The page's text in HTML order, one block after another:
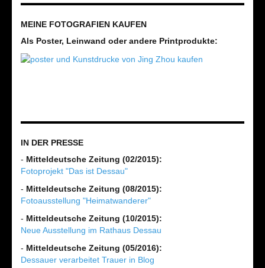
MEINE FOTOGRAFIEN KAUFEN
Als Poster, Leinwand oder andere Printprodukte:
IN DER PRESSE
- Mitteldeutsche Zeitung (02/2015):
Fotoprojekt "Das ist Dessau"
- Mitteldeutsche Zeitung (08/2015):
Fotoausstellung "Heimatwanderer"
- Mitteldeutsche Zeitung (10/2015):
Neue Ausstellung im Rathaus Dessau
- Mitteldeutsche Zeitung (05/2016):
Dessauer verarbeitet Trauer in Blog